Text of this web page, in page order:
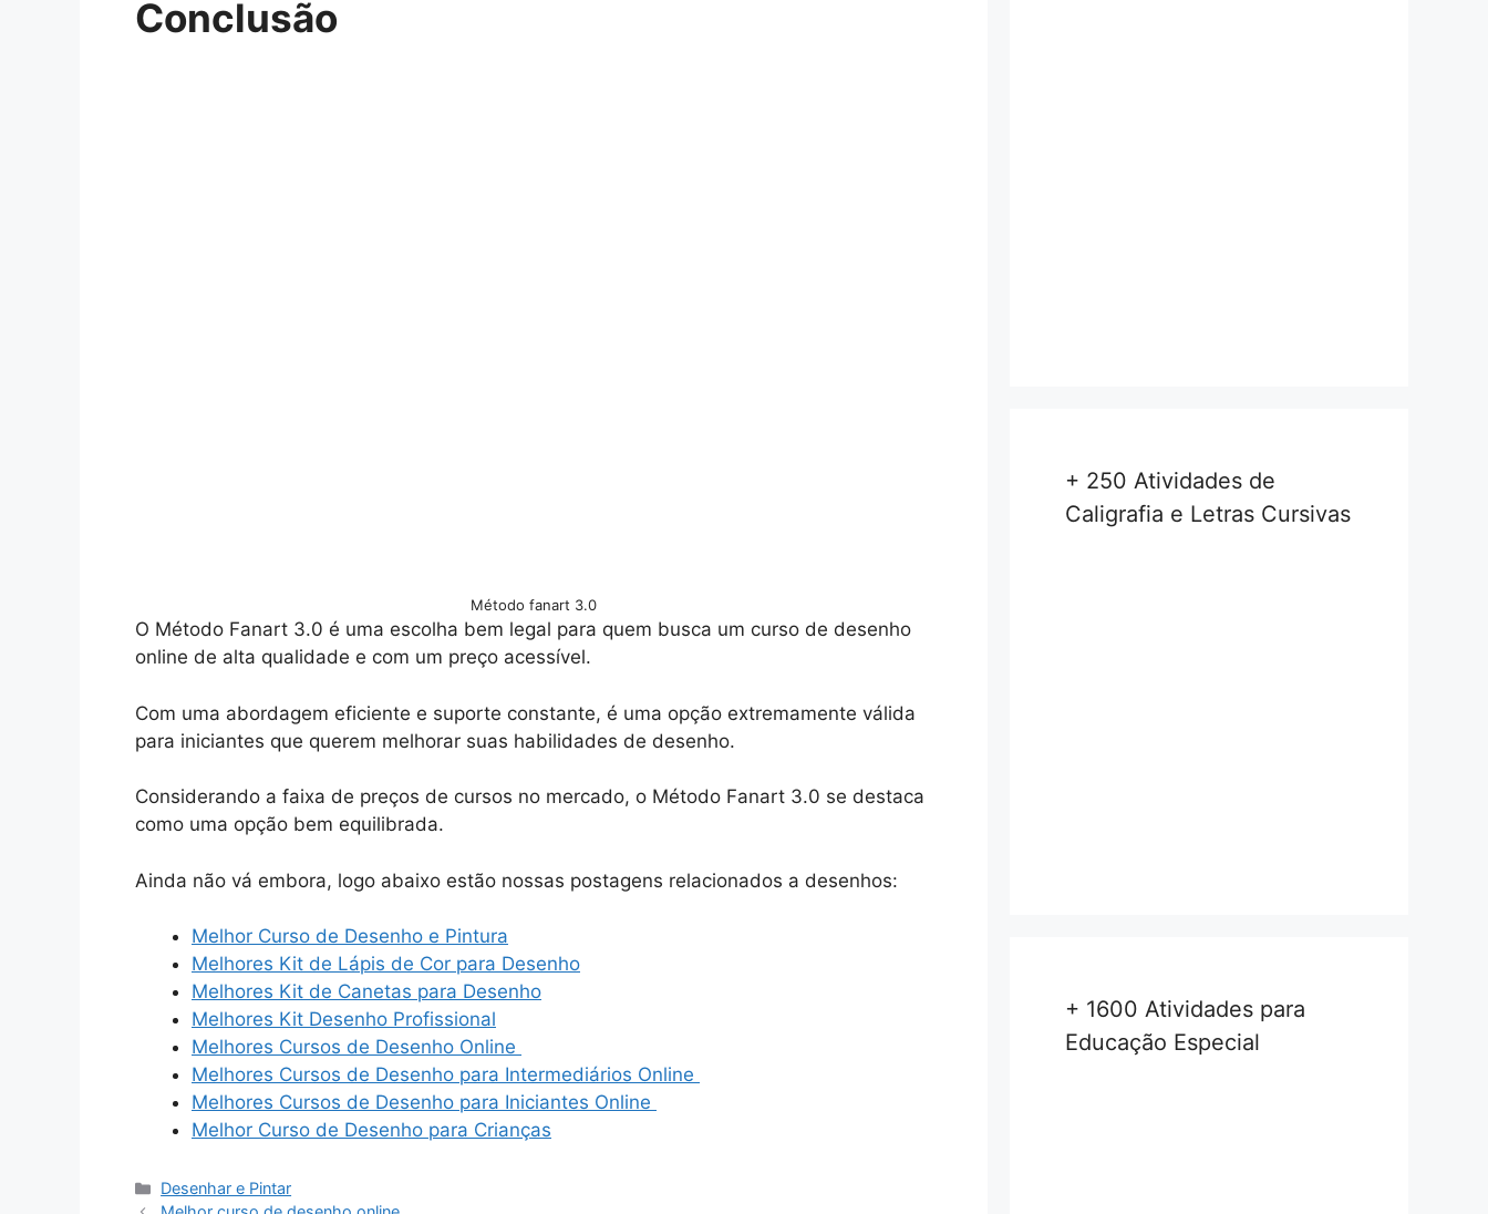
Conclusão
Método fanart 3.0
O Método Fanart 3.0 é uma escolha bem legal para quem busca um curso de desenho
online de alta qualidade e com um preço acessível.
Com uma abordagem eficiente e suporte constante, é uma opção extremamente válida
para iniciantes que querem melhorar suas habilidades de desenho.
Considerando a faixa de preços de cursos no mercado, o Método Fanart 3.0 se destaca
como uma opção bem equilibrada.
Ainda não vá embora, logo abaixo estão nossas postagens relacionados a desenhos:
Melhor Curso de Desenho e Pintura
Melhores Kit de Lápis de Cor para Desenho
Melhores Kit de Canetas para Desenho
Melhores Kit Desenho Profissional
Melhores Cursos de Desenho Online
Melhores Cursos de Desenho para Intermediários Online
Melhores Cursos de Desenho para Iniciantes Online
Melhor Curso de Desenho para Crianças
Categorias
Desenhar e Pintar
+ 250 Atividades de
Caligrafia e Letras Cursivas
+ 1600 Atividades para
Educação Especial